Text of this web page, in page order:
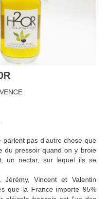
pas d’autre chose que
du pressoir quand on y broie
un nectar, sur lequel ils se
Jérémy, Vincent et Valentin
que la France importe 95%